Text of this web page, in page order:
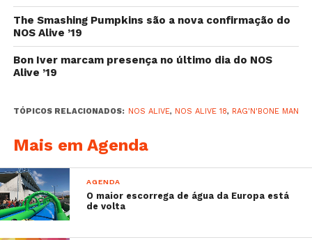
Depois da edição de 2017 ter esgotado a três meses
da abertura de portas, o NOS Alive volta a fazer
bilhetes diários para dia 14 de julho a sete meses do
Para os fãs que não querem ficar de fora, foi
disponibilizado um novo passe de dois dias. O passe
para 12 e 13 de julho já pode ser adquirido nos locais
habituais.
The Smashing Pumpkins são a nova confirmação do
NOS Alive ’19
Bon Iver marcam presença no último dia do NOS
Alive ’19
TÓPICOS RELACIONADOS: NOS ALIVE, NOS ALIVE 18, RAG'N'BONE MAN
Mais em Agenda
AGENDA
O maior escorrega de água da Europa está
de volta